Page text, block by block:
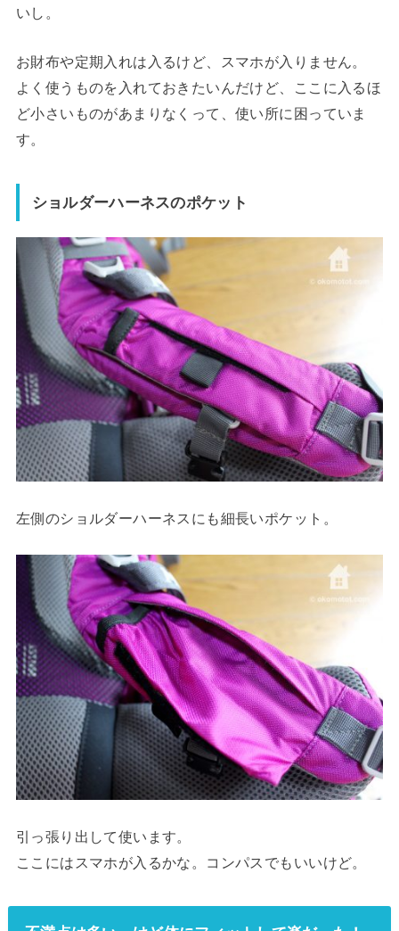
いし。
お財布や定期入れは入るけど、スマホが入りません。
よく使うものを入れておきたいんだけど、ここに入るほ
ど小さいものがあまりなくって、使い所に困っていま
す。
ショルダーハーネスのポケット
左側のショルダーハーネスにも細長いポケット。
引っ張り出して使います。
ここにはスマホが入るかな。コンパスでもいいけど。